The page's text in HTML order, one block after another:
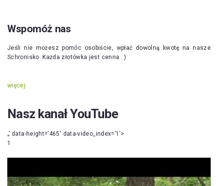
Wspomóż nas
Jeśli nie możesz pomóc osobiście, wpłać dowolną kwotę na nasze
Schronisko. Każda złotówka jest cenna : )
więcej
Nasz kanał YouTube
„’ data-height=’465′ data-video_index=’1’>
1